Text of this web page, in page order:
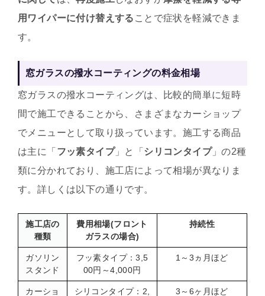
用ワイパーに付け替えする ことで症状を軽減できま
す。
窓ガラスの撥水コーティングの料金相場
窓ガラスの撥水コーティングは、比較的簡単に短時
間で施工できることから、さまざまなカーショップ
でメニューとして取り扱っています。施工する商品
は主に「 フッ素タイプ」と「 シリコンタイプ」の2種
類に分かれており、施工店によって相場が異なりま
す。詳しくは以下の通りです。
施工店の
種類
費用相場(フロント
ガラスの場合)
持続性
ガソリン
スタンド
フッ素タイプ：3,5
00円～4,000円
1～3ヵ月ほど
カーショ
シリコンタイプ：2,
3～6ヶ月ほど